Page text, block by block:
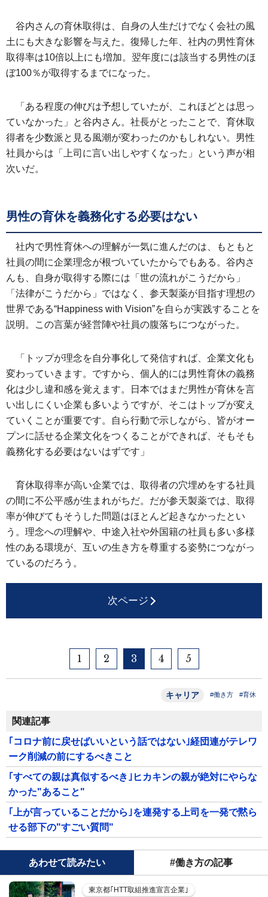
谷内さんの育休取得は、自身の人生だけでなく会社の風
土にも大きな影響を与えた。復帰した年、社内の男性育休
取得率は10倍以上にも増加。翌年度には該当する男性のほ
ぼ100％が取得するまでになった。
「ある程度の伸びは予想していたが、これほどとは思っ
ていなかった」と谷内さん。社長がとったことで、育休取
得者を少数派と見る風潮が変わったのかもしれない。男性
社員からは「上司に言い出しやすくなった」という声が相
次いだ。
男性の育休を義務化する必要はない
社内で男性育休への理解が一気に進んだのは、もともと
社員の間に企業理念が根づいていたからでもある。谷内さ
んも、自身が取得する際には「世の流れがこうだから」
「法律がこうだから」ではなく、参天製薬が目指す理想の
世界である“Happiness with Vision”を自らが実践することを
説明。この言葉が経営陣や社員の腹落ちにつながった。
「トップが理念を自分事化して発信すれば、企業文化も
変わっていきます。ですから、個人的には男性育休の義務
化は少し違和感を覚えます。日本ではまだ男性が育休を言
い出しにくい企業も多いようですが、そこはトップが変え
ていくことが重要です。自ら行動で示しながら、皆がオー
プンに話せる企業文化をつくることができれば、そもそも
義務化する必要はないはずです」
育休取得率が高い企業では、取得者の穴埋めをする社員
の間に不公平感が生まれがちだ。だが参天製薬では、取得
率が伸びてもそうした問題はほとんど起きなかったとい
う。理念への理解や、中途入社や外国籍の社員も多い多様
性のある環境が、互いの生き方を尊重する姿勢につながっ
ているのだろう。
次ページ
1 2 3 4 5
キャリア #働き方 #育休
関連記事
｢コロナ前に戻せばいいという話ではない｣経団連がテレワ
ーク削減の前にするべきこと
｢すべての親は真似するべき｣ヒカキンの親が絶対にやらな
かった"あること"
｢上が言っていることだから｣を連発する上司を一発で黙ら
せる部下の"すごい質問"
あわせて読みたい #働き方の記事
東京都｢HTT取組推進宣言企業｣